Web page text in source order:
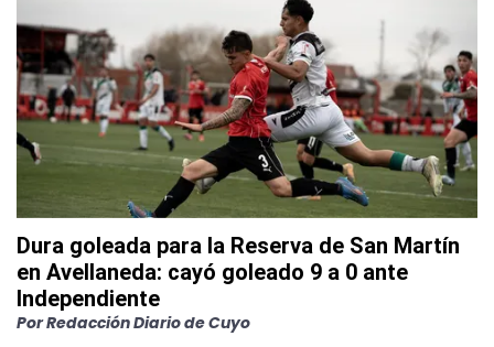
Dura goleada para la Reserva de San Martín
en Avellaneda: cayó goleado 9 a 0 ante
Independiente
PorRedacción Diario de Cuyo